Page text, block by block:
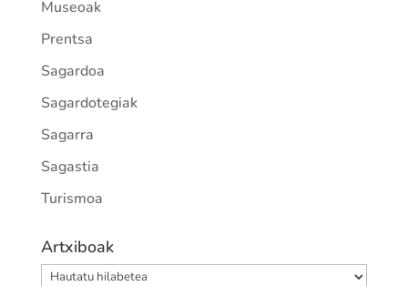
Museoak
Prentsa
Sagardoa
Sagardotegiak
Sagarra
Sagastia
Turismoa
Artxiboak
Artxiboak